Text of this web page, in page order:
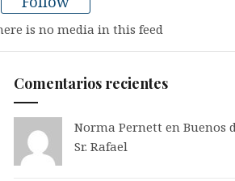
is no media in this feed
Comentarios recientes
Norma Pernett en Buenos
Sr. Rafael